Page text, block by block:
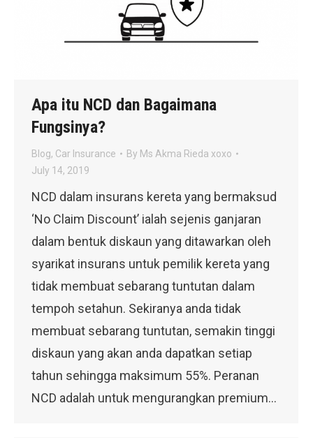
Apa itu NCD dan Bagaimana
Fungsinya?
Blog, Car Insurance By Ms Akma Rieda xoxo
July 14, 2019
NCD dalam insurans kereta yang bermaksud
‘No Claim Discount’ ialah sejenis ganjaran
dalam bentuk diskaun yang ditawarkan oleh
syarikat insurans untuk pemilik kereta yang
tidak membuat sebarang tuntutan dalam
tempoh setahun. Sekiranya anda tidak
membuat sebarang tuntutan, semakin tinggi
diskaun yang akan anda dapatkan setiap
tahun sehingga maksimum 55%. Peranan
NCD adalah untuk mengurangkan premium…